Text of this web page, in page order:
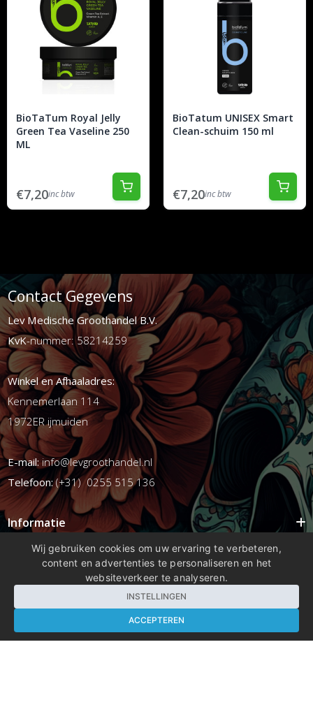
BioTaTum Royal Jelly
Green Tea Vaseline 250
ML
€7,20inc btw
BioTatum UNISEX Smart
Clean-schuim 150 ml
€7,20inc btw
Contact Gegevens
Lev Medische Groothandel B.V.
KvK-nummer: 58214259
Winkel en Afhaaladres:
Kennemerlaan 114
1972ER ijmuiden
E-mail:info@levgroothandel.nl
Telefoon:(+31) 0255 515 136
Informatie
Mijn account
Wij gebruiken cookies om uw ervaring te verbeteren,
content en advertenties te personaliseren en het
websiteverkeer te analyseren.
INSTELLINGEN
ACCEPTEREN